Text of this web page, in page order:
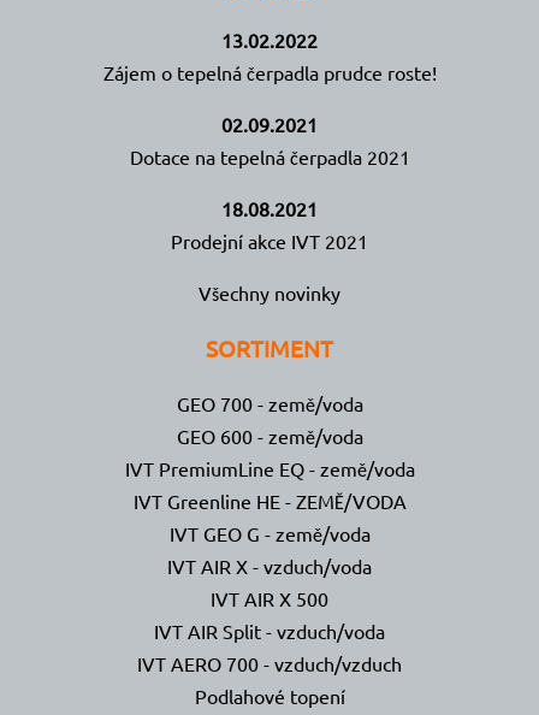
13.02.2022
Zájem o tepelná čerpadla prudce roste!
02.09.2021
Dotace na tepelná čerpadla 2021
18.08.2021
Prodejní akce IVT 2021
Všechny novinky
SORTIMENT
GEO 700 - země/voda
GEO 600 - země/voda
IVT PremiumLine EQ - země/voda
IVT Greenline HE - ZEMĚ/VODA
IVT GEO G - země/voda
IVT AIR X - vzduch/voda
IVT AIR X 500
IVT AIR Split - vzduch/voda
IVT AERO 700 - vzduch/vzduch
Podlahové topení